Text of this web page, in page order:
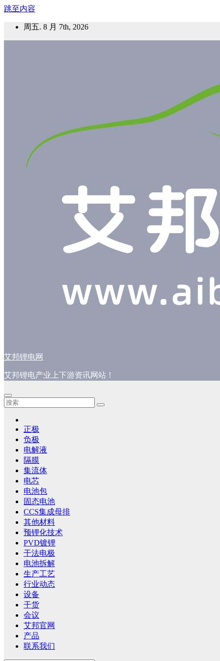
跳至内容
周五. 8 月 7th, 2026
艾邦锂电网
艾邦锂电产业上下游资讯网站！
正极
负极
电解液
隔膜
集流体
电芯
电池包
固态电池
CCS集成母排
其他材料
预锂化技术
PVD镀锂
干法电极
电池拆解
生产工艺
行业动态
设备
干货
会议
艾邦官网
产品
联系我们